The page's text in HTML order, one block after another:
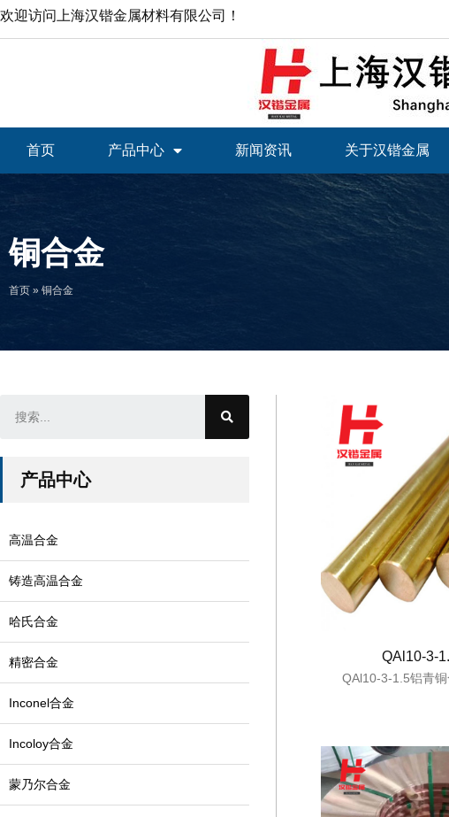
欢迎访问上海汉锴金属材料有限公司！
首页 产品中心 新闻资讯 关于汉锴金属
铜合金
首页 » 铜合金
产品中心
高温合金
铸造高温合金
哈氏合金
精密合金
Inconel合金
Incoloy合金
蒙乃尔合金
QAl10-3-
QAl10-3-1.5铝青